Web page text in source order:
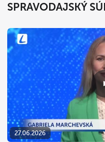
SPRAVODAJSKÝ
27.06.2026